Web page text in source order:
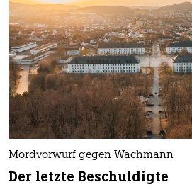
Mordvorwurf gegen Wachmann
Der letzte Beschuldigte